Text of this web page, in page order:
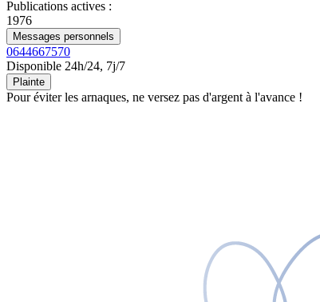
Publications actives :
1976
Messages personnels
0644667570
Disponible 24h/24, 7j/7
Plainte
Pour éviter les arnaques, ne versez pas d'argent à l'avance !